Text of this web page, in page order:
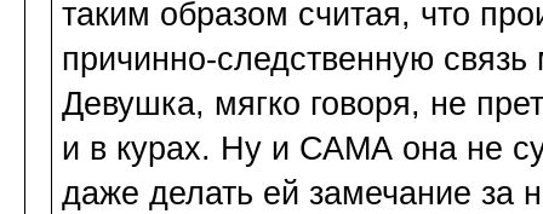
таким образом считая, что
причинно-следственную
Девушка, мягко говоря, не
и в курах. Ну и САМА она не
даже делать ей замечание за